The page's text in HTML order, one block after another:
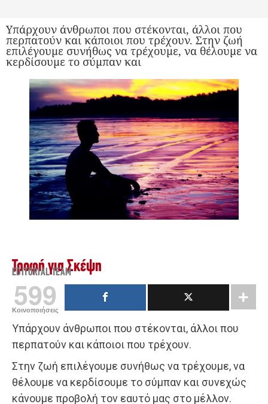
Υπάρχουν άνθρωποι που στέκονται, άλλοι που
περπατούν και κάποιοι που τρέχουν. Στην ζωή
επιλέγουμε συνήθως να τρέχουμε, να θέλουμε να
κερδίσουμε το σύμπαν και
Τροφή για Σκέψη
EDITORIAL TEAM
599
Κοινοποιήσεις
Υπάρχουν άνθρωποι που στέκονται, άλλοι που
περπατούν και κάποιοι που τρέχουν.
Στην ζωή επιλέγουμε συνήθως να τρέχουμε, να
θέλουμε να κερδίσουμε το σύμπαν και συνεχώς
κάνουμε προβολή τον εαυτό μας στο μέλλον.